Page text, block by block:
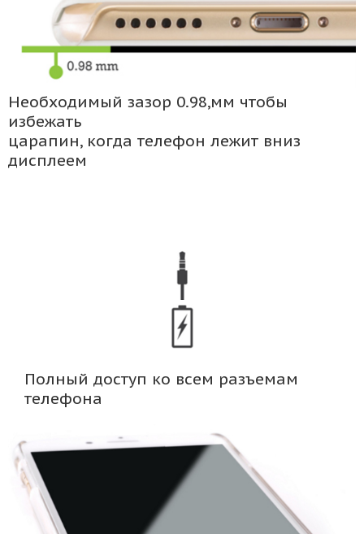
Необходимый зазор 0.98,мм чтобы
избежать
царапин, когда телефон лежит вниз
дисплеем
Полный доступ ко всем разъемам
телефона